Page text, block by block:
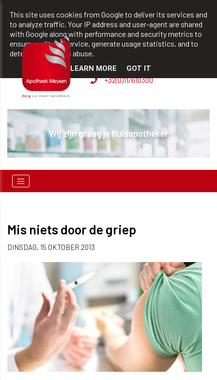
team@apotheekmeysen.be +32(0)11/610300
BVBA apotheek Patrick
Meysen
+32(0)11/610300
Wij zijn graag je huisapotheker
Mis niets door de griep
DINSDAG, 15 OKTOBER 2013
This site uses cookies from Google to deliver its services and
to analyze traffic. Your IP address and user-agent are shared
with Google along with performance and security metrics to
ensure quality of service, generate usage statistics, and to
detect and address abuse.
LEARN MORE GOT IT